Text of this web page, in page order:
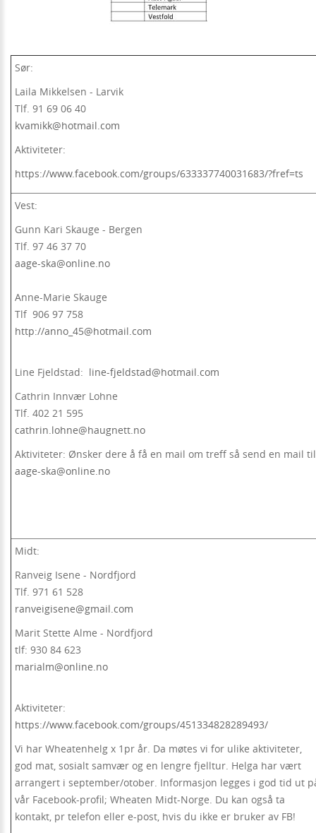
Sør:
Laila Mikkelsen - Larvik
Tlf. 91 69 06 40
kvamikk@hotmail.com
Aktiviteter:
https://www.facebook.com/groups/633337740031683/?fref=ts
Vest:
Gunn Kari Skauge - Bergen
Tlf. 97 46 37 70
aage-ska@online.no
Anne-Marie Skauge
Tlf 906 97 758
http://anno_45@hotmail.com
Line Fjeldstad: line-fjeldstad@hotmail.com
Cathrin Innvær Lohne
Tlf. 402 21 595
cathrin.lohne@haugnett.no
Aktiviteter: Ønsker dere å få en mail om treff så send en mail til
aage-ska@online.no
Midt:
Ranveig Isene - Nordfjord
Tlf. 971 61 528
ranveigisene@gmail.com
Marit Stette Alme - Nordfjord
tlf: 930 84 623
marialm@online.no
Aktiviteter:
https://www.facebook.com/groups/451334828289493/
Vi har Wheatenhelg x 1pr år. Da møtes vi for ulike aktiviteter,
god mat, sosialt samvær og en lengre fjelltur. Helga har vært
arrangert i september/otober. Informasjon legges i god tid ut
vår Facebook-profil; Wheaten Midt-Norge. Du kan også ta
kontakt, pr telefon eller e-post, hvis du ikke er bruker av FB!